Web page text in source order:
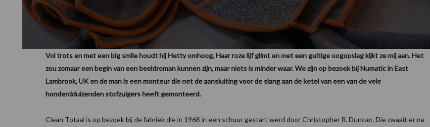
Vol trots en met een big smile houdt hij Hetty omhoog, Haar roze lijf glimt en met een guitige oogopslag kijkt ze mij aan. Het
zou zomaar een begin van een beeldroman kunnen zijn, maar niets is minder waar. We zijn op bezoek bij Numatic in East
Lambrook, UK en de man is een monteur die net de aansluiting voor de slang aan de ketel van een van de vele
honderdduizenden stofzuigers heeft gemonteerd.
Clean Totaal is op bezoek bij de fabriek die in 1968 in een schuur gestart werd door Christopher R. Duncan. Die zwaait er na